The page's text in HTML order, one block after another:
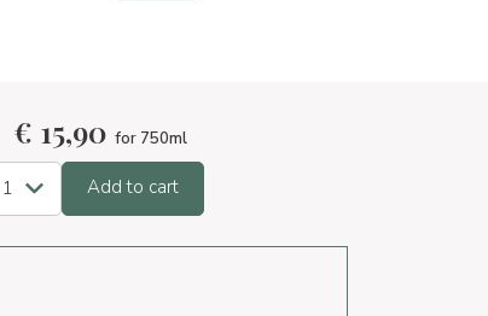
€ 15,90 for 750ml
Add to cart